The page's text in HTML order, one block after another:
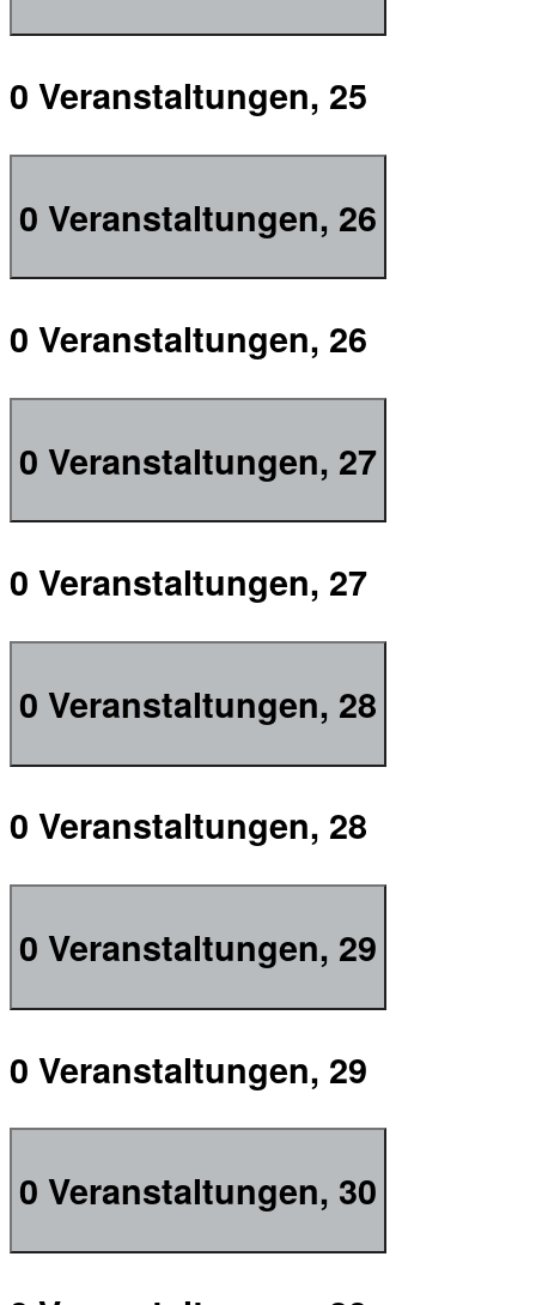
0 Veranstaltungen, 25
0 Veranstaltungen, 26
0 Veranstaltungen, 26
0 Veranstaltungen, 27
0 Veranstaltungen, 27
0 Veranstaltungen, 28
0 Veranstaltungen, 28
0 Veranstaltungen, 29
0 Veranstaltungen, 29
0 Veranstaltungen, 30